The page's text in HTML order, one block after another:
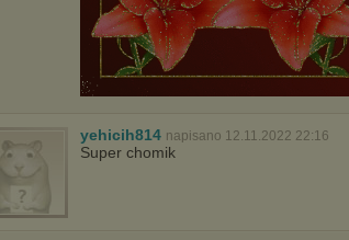
yehicih814 napisano 12.11.2022 22:16
Super chomik